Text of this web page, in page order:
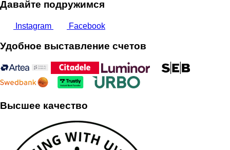
Давайте подружимся
Instagram Facebook
Удобное выставление счетов
Высшее качество